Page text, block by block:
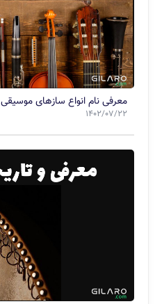
معرفی نام انواع سازهای موسیقی
1402/07/22